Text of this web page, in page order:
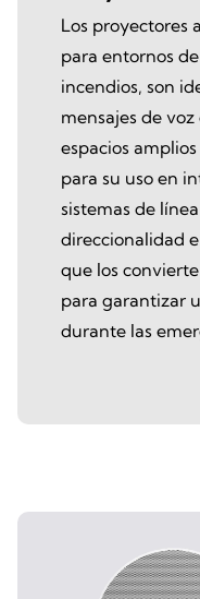
Los proyectores
para entornos
incendios, son
mensajes de
espacios
para su uso en
sistemas de
direccionalidad
que los
para garantizar
durante las